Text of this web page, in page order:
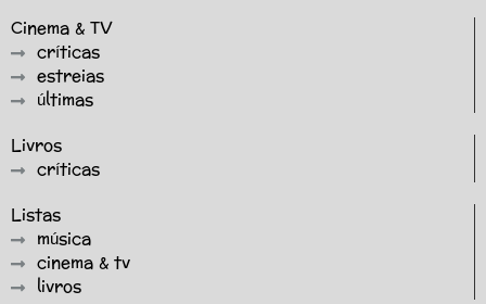
Cinema & TV
críticas
estreias
últimas
Livros
críticas
Listas
música
cinema & tv
livros